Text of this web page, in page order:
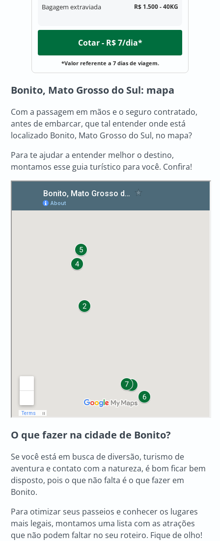
Bagagem extraviada R$ 1.500 - 40KG
Cotar - R$ 7/dia*
*Valor referente a 7 dias de viagem.
Bonito, Mato Grosso do Sul: mapa
Com a passagem em mãos e o seguro contratado,
antes de embarcar, que tal entender onde está
localizado Bonito, Mato Grosso do Sul, no mapa?
Para te ajudar a entender melhor o destino,
montamos esse guia turístico para você. Confira!
O que fazer na cidade de Bonito?
Se você está em busca de diversão, turismo de
aventura e contato com a natureza, é bom ficar bem
disposto, pois o que não falta é o que fazer em
Bonito.
Para otimizar seus passeios e conhecer os lugares
mais legais, montamos uma lista com as atrações
que não podem faltar no seu roteiro. Fique de olho!